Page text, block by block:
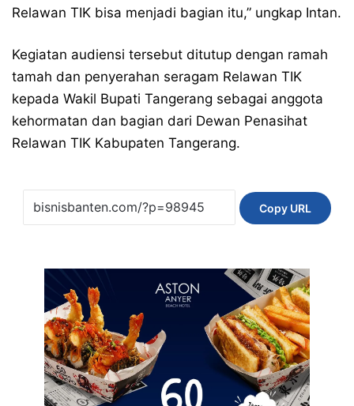
Relawan TIK bisa menjadi bagian itu,” ungkap Intan.
Kegiatan audiensi tersebut ditutup dengan ramah
tamah dan penyerahan seragam Relawan TIK
kepada Wakil Bupati Tangerang sebagai anggota
kehormatan dan bagian dari Dewan Penasihat
Relawan TIK Kabupaten Tangerang.
Copy URL